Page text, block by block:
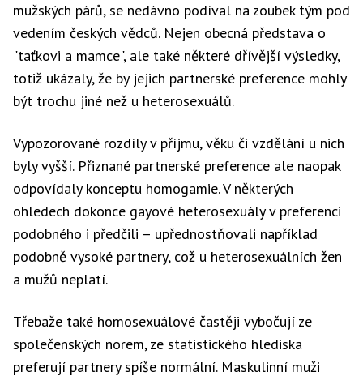
mužských párů, se nedávno podíval na zoubek tým pod
vedením českých vědců. Nejen obecná představa o
"taťkovi a mamce", ale také některé dřívější výsledky,
totiž ukázaly, že by jejich partnerské preference mohly
být trochu jiné než u heterosexuálů.
Vypozorované rozdíly v příjmu, věku či vzdělání u nich
byly vyšší. Přiznané partnerské preference ale naopak
odpovídaly konceptu homogamie. V některých
ohledech dokonce gayové heterosexuály v preferenci
podobného i předčili – upřednostňovali například
podobně vysoké partnery, což u heterosexuálních žen
a mužů neplatí.
Třebaže také homosexuálové častěji vybočují ze
společenských norem, ze statistického hlediska
preferují partnery spíše normální. Maskulinní muži